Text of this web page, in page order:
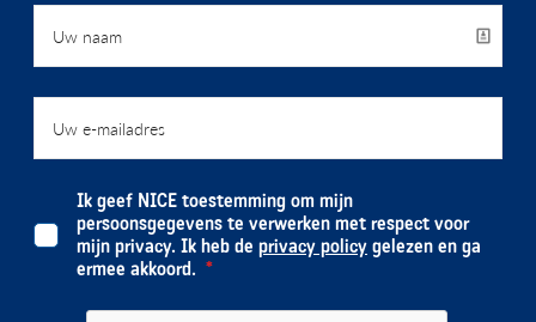
Ik geef NICE toestemming om mijn
persoonsgegevens te verwerken met respect voor
mijn privacy. Ik heb de privacy policy gelezen en ga
ermee akkoord.